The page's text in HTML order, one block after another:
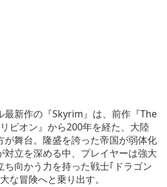
最新作の『Skyrim』は、前作『The
ビオン』から200年を経た、大陸
が舞台。隆盛を誇った帝国が弱体化
対立を深める中、プレイヤーは強大
ち向かう力を持った戦士｢ドラゴン
な冒険へと乗り出す。